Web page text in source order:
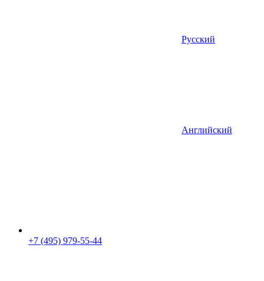
Русский
Английский
+7 (495) 979-55-44